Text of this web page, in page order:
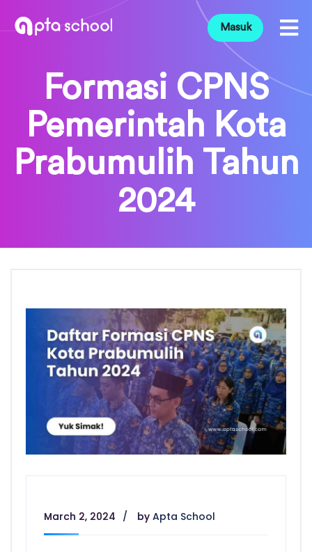
Masuk
Formasi CPNS
Pemerintah Kota
Prabumulih Tahun
2024
March 2, 2024 by Apta School